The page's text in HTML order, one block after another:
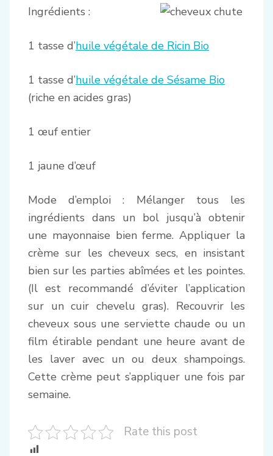
Ingrédients :
1 tasse d’huile végétale de Ricin Bio
1 tasse d’huile végétale de Sésame Bio
(riche en acides gras)
1 œuf entier
1 jaune d’œuf
Mode d’emploi : Mélanger tous les
ingrédients dans un bol jusqu’à obtenir
une mayonnaise bien ferme. Appliquer la
crème sur les cheveux secs, en insistant
bien sur les parties abîmées et les pointes.
(Il est recommandé d’éviter l’application
sur un cuir chevelu gras). Recouvrir les
cheveux sous une serviette chaude ou un
film étirable pendant une heure avant de
les laver avec un ou deux shampoings.
Cette crème peut s’appliquer une fois par
semaine.
Rate this post